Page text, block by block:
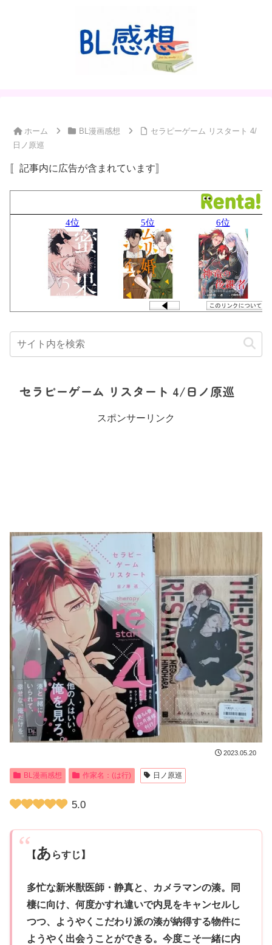
ホーム BL漫画感想
セラピーゲーム リスタート 4/
日ノ原巡
〚記事内に広告が含まれています〛
セラピーゲーム リスタート 4/日ノ原巡
スポンサーリンク
2023.05.20
BL漫画感想 作家名：(は行) 日ノ原巡
5.0
【あ らすじ】
多忙な新米獣医師・静真と、カメラマンの湊。同
棲に向け、何度かすれ違いで内見をキャンセルし
つつ、ようやくこだわり派の湊が納得する物件に
ようやく出会うことができる。今度こそ一緒に内